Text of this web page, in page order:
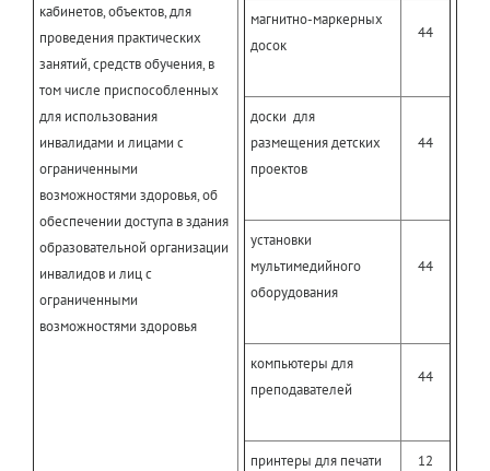
кабинетов, объектов, для
проведения практических
занятий, средств обучения, в
том числе приспособленных
для использования
инвалидами и лицами с
ограниченными
возможностями здоровья, об
обеспечении доступа в здания
образовательной организации
инвалидов и лиц с
ограниченными
возможностями здоровья
магнитно-маркерных
досок
44
доски для
размещения детских
проектов
44
установки
мультимедийного
оборудования
44
компьютеры для
преподавателей
44
принтеры для печати 12